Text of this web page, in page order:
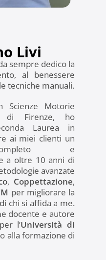
Livi
sempre dedico la
al benessere
tecniche manuali.
Scienze Motorie
di Firenze, ho
Laurea in
ai miei clienti un
e
a oltre 10 anni di
avanzate
, Coppettazione,
per migliorare la
chi si affida a me.
docente e autore
l’Università di
alla formazione di